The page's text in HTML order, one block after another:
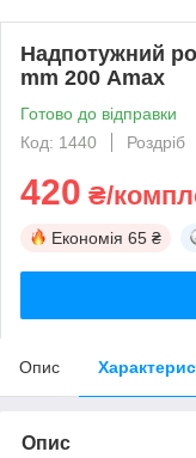
Надпотужний
mm 200 Аmax
Готово до відправки
Код: 1440
Роздріб
420 ₴/
Економія 65 ₴
Опис
Опис